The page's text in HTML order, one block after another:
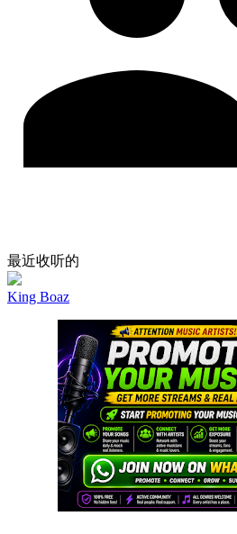
最近收听的
King Boaz